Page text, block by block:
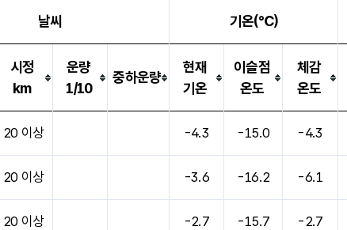
날씨 기온(℃)
시정
km
운량
1/10
중하운량
현재
기온
이슬점
온도
체감
온도
20 이상 -4.3 -15.0 -4.3
20 이상 -3.6 -16.2 -6.1
20 이상 -2.7 -15.7 -2.7